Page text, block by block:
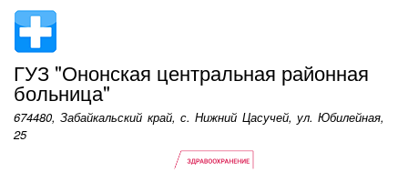
содержанию
ГУЗ "Ононская центральная районная
больница"
674480, Забайкальский край, с. Нижний Цасучей, ул. Юбилейная,
25